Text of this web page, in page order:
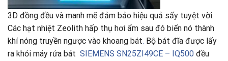
3D đồng đều và manh mẽ đảm bảo hiệu quả sấy tuyệt vời.
Các hạt nhiệt Zeolith hấp thụ hơi ẩm sau đó biến nó thành
khí nóng truyền ngược vào khoang bát. Bộ bát đĩa được lấy
ra khỏi máy rửa bát SIEMENS SN25ZI49CE – IQ500 đều